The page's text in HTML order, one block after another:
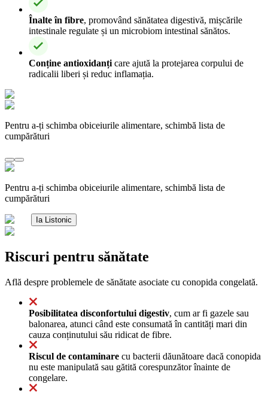
Înalte în fibre, promovând sănătatea digestivă, mișcările
intestinale regulate și un microbiom intestinal sănătos.
Conține antioxidanți care ajută la protejarea corpului de
radicalii liberi și reduc inflamația.
Pentru a-ți schimba obiceiurile alimentare, schimbă lista de
cumpărături
Pentru a-ți schimba obiceiurile alimentare, schimbă lista de
cumpărături
Ia Listonic
Riscuri pentru sănătate
Află despre problemele de sănătate asociate cu conopida congelată.
Posibilitatea disconfortului digestiv, cum ar fi gazele sau
balonarea, atunci când este consumată în cantități mari din
cauza conținutului său ridicat de fibre.
Riscul de contaminare cu bacterii dăunătoare dacă conopida
nu este manipulată sau gătită corespunzător înainte de
congelare.